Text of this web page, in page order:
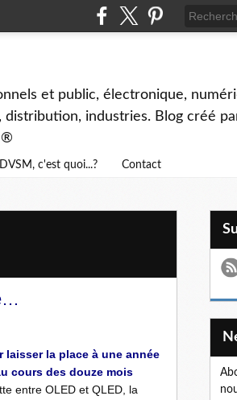
et public, électronique,
industries. Blog créé
®
DVSM, c'est quoi...? Contact
la place à une année
cours des douze mois
entre OLED et QLED, la